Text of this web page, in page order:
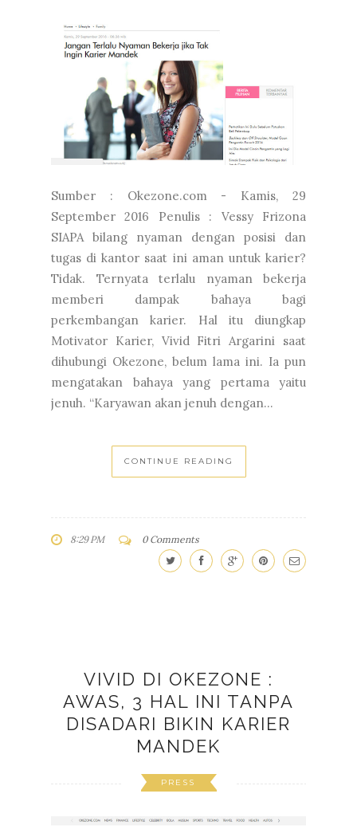
Sumber : Okezone.com - Kamis, 29
September 2016 Penulis : Vessy Frizona
SIAPA bilang nyaman dengan posisi dan
tugas di kantor saat ini aman untuk karier?
Tidak. Ternyata terlalu nyaman bekerja
memberi dampak bahaya bagi
perkembangan karier. Hal itu diungkap
Motivator Karier, Vivid Fitri Argarini saat
dihubungi Okezone, belum lama ini. Ia pun
mengatakan bahaya yang pertama yaitu
jenuh. “Karyawan akan jenuh dengan...
CONTINUE READING
8:29 PM 0 Comments
VIVID DI OKEZONE :
AWAS, 3 HAL INI TANPA
DISADARI BIKIN KARIER
MANDEK
PRESS